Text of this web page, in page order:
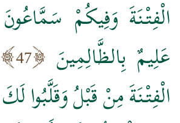
الْفِتْنَةَ وَفِيكُمْ
عَلِيمٌ بِالظَّالِمِينَ
47
الْفِتْنَةَ مِنْ قَبْلُ وَقَلَّبُوا